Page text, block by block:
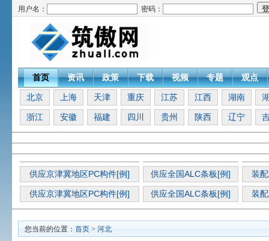
用户名： 密码：
首页 资讯 政策 下载 视频 专题 观点
北京 上海 天津 重庆 江苏 江西 湖南
浙江 安徽 福建 四川 贵州 陕西 辽宁
供应京津冀地区PC构件[例] 供应全国ALC条板[例] 装
供应京津冀地区PC构件[例] 供应全国ALC条板[例] 装
您当前的位置： 首页 > 河北